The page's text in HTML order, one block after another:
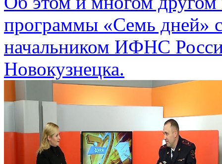
программы «Семь дней»
начальником ИФНС
Новокузнецка.